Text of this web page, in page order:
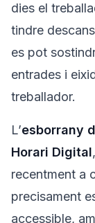
dies el
tindre
es pot
entrades i
treballador.
L’esborrany
Horari Digital
recentment a
precisament
accessible,